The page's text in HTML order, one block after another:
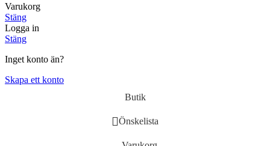
Varukorg
Stäng
Logga in
Stäng
Inget konto än?
Skapa ett konto
Butik
Önskelista